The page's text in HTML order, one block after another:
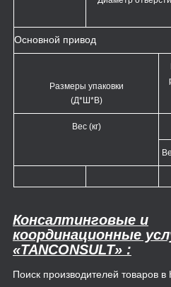
Основной привод
Размеры упаковки
(Д*Ш*В)
Вес (кг)
Консалтинговые и
координационные
«TANCONSULT» :
Поиск производителей товаров в